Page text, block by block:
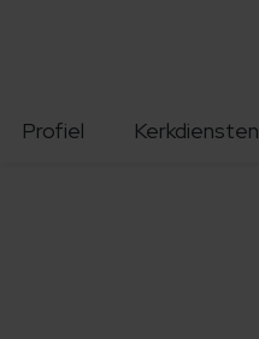
Profiel Kerkdiensten